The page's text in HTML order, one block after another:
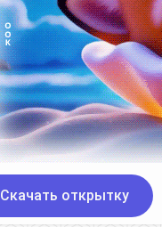
Скачать открытку